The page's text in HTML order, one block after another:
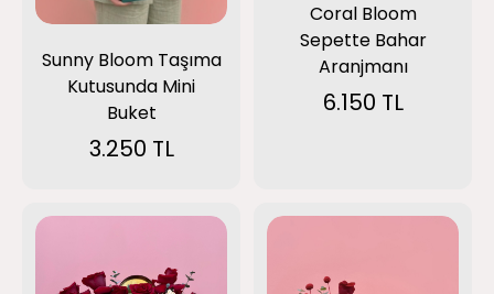
Sunny Bloom Taşıma
Kutusunda Mini
Buket
3.250 TL
Coral Bloom
Sepette Bahar
Aranjmanı
6.150 TL